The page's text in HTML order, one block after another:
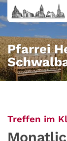
Zum Inhalt
Pfarrei
Treffen im